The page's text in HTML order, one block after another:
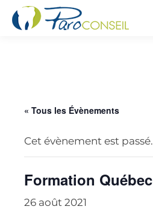
« Tous les Évènements
Cet évènement est passé.
Formation Québec
26 août 2021